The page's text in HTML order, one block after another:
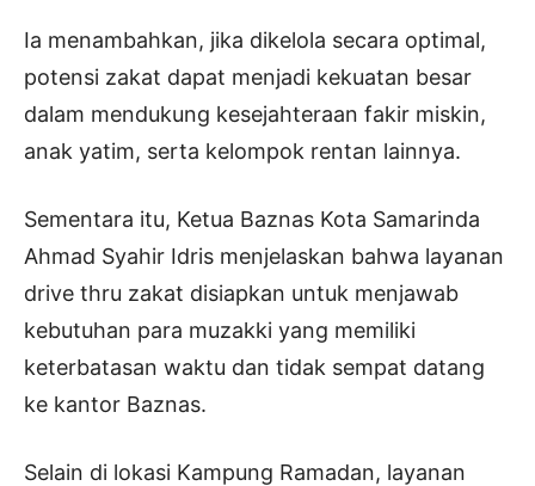
Ia menambahkan, jika dikelola secara optimal,
potensi zakat dapat menjadi kekuatan besar
dalam mendukung kesejahteraan fakir miskin,
anak yatim, serta kelompok rentan lainnya.
Sementara itu, Ketua Baznas Kota Samarinda
Ahmad Syahir Idris menjelaskan bahwa layanan
drive thru zakat disiapkan untuk menjawab
kebutuhan para muzakki yang memiliki
keterbatasan waktu dan tidak sempat datang
ke kantor Baznas.
Selain di lokasi Kampung Ramadan, layanan